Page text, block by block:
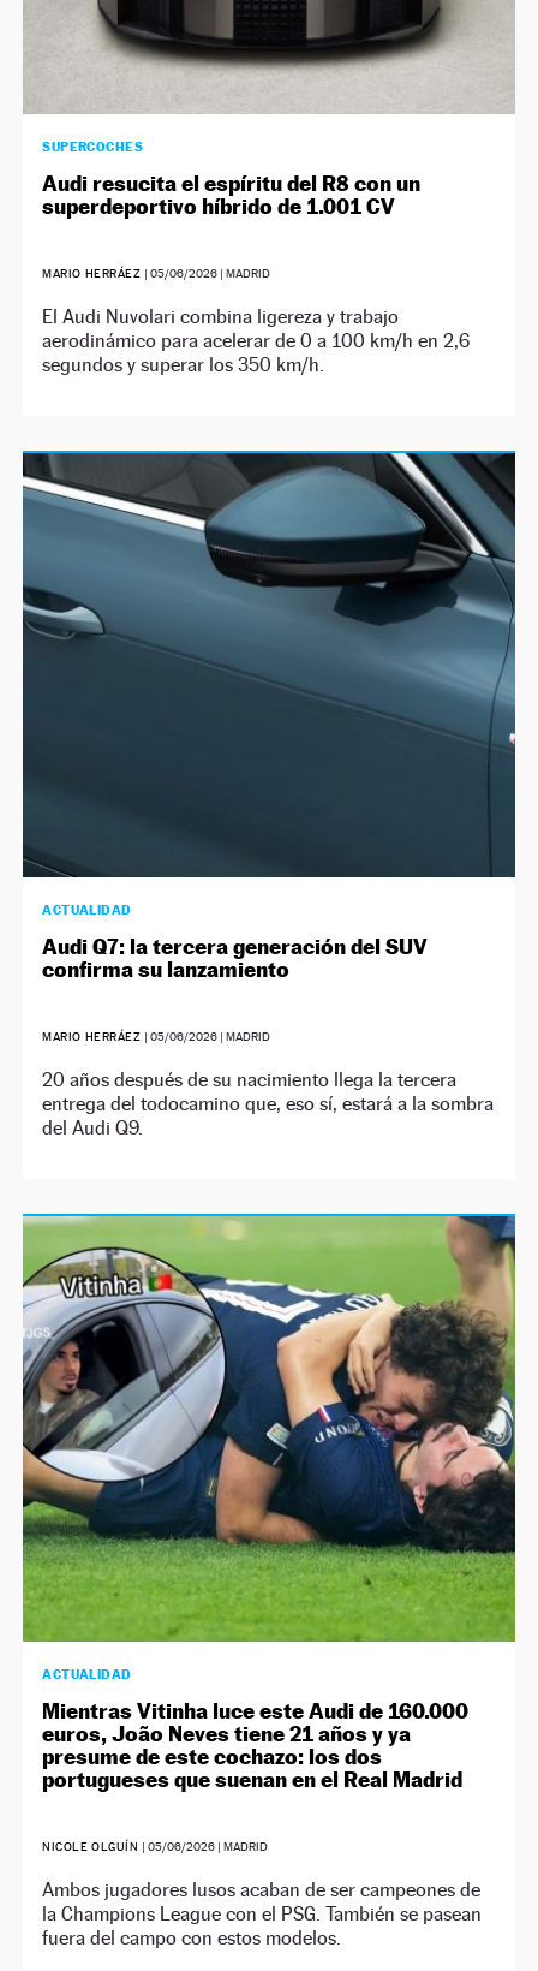
SUPERCOCHES
Audi resucita el espíritu del R8 con un
superdeportivo híbrido de 1.001 CV
MARIO HERRÁEZ |05/06/2026 | MADRID
El Audi Nuvolari combina ligereza y trabajo
aerodinámico para acelerar de 0 a 100 km/h en 2,6
segundos y superar los 350 km/h.
ACTUALIDAD
Audi Q7: la tercera generación del SUV
confirma su lanzamiento
MARIO HERRÁEZ |05/06/2026 | MADRID
20 años después de su nacimiento llega la tercera
entrega del todocamino que, eso sí, estará a la sombra
del Audi Q9.
ACTUALIDAD
Mientras Vitinha luce este Audi de 160.000
euros, João Neves tiene 21 años y ya
presume de este cochazo: los dos
portugueses que suenan en el Real Madrid
NICOLE OLGUÍN |05/06/2026 | MADRID
Ambos jugadores lusos acaban de ser campeones de
la Champions League con el PSG. También se pasean
fuera del campo con estos modelos.